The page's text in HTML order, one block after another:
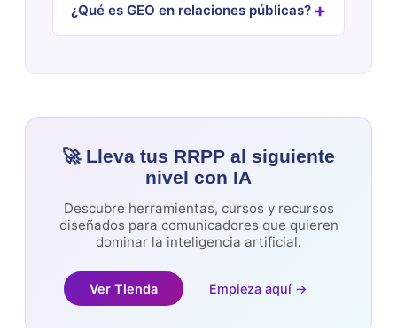
¿Qué es GEO en relaciones públicas?
🚀 Lleva tus RRPP al siguiente
nivel con IA
Descubre herramientas, cursos y recursos
diseñados para comunicadores que quieren
dominar la inteligencia artificial.
Ver Tienda Empieza aquí →